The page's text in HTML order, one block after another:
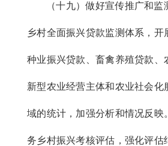
（十九）做好宣传推广和
乡村全面振兴贷款监测体系，开
种业振兴贷款、畜禽养殖贷款、
新型农业经营主体和农业社会化
域的统计，加强分析和情况反映
务乡村振兴考核评估，强化评估